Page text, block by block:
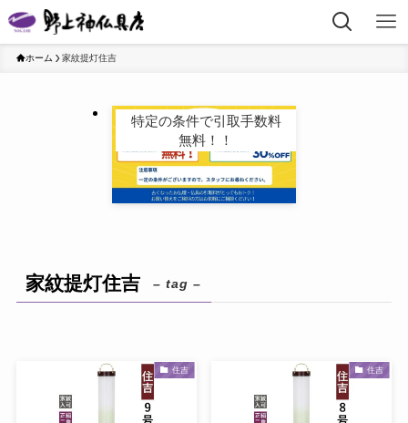
ホーム 家紋提灯住吉
特定の条件で引取手数料
無料！！
家紋提灯住吉 – tag –
住吉 住吉